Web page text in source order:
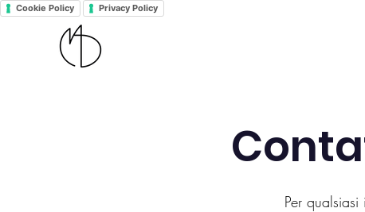
Cookie Policy Privacy Policy
Per